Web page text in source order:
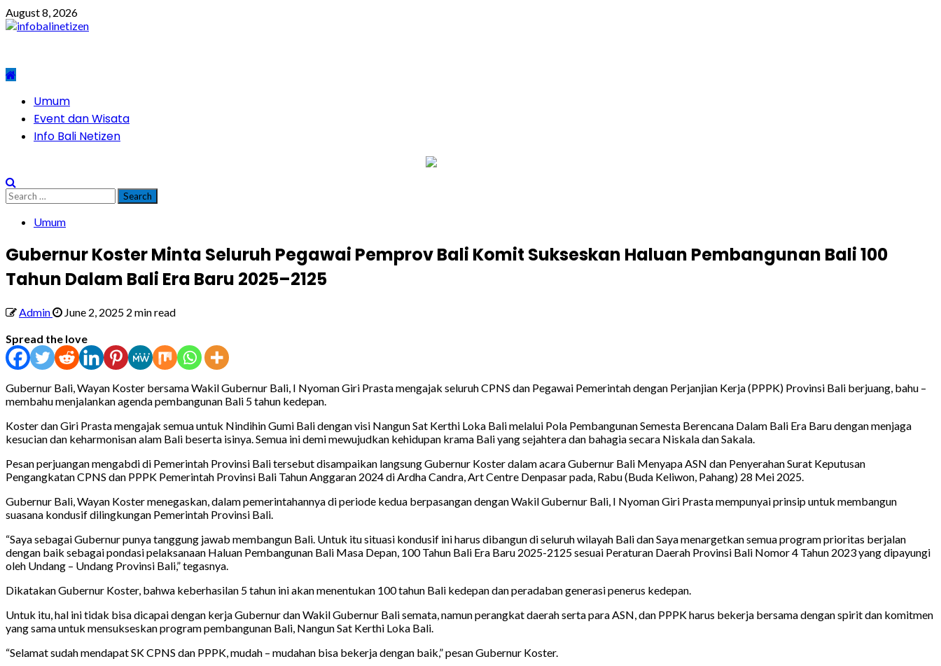
Skip
to
August 8, 2026
PrimaryUmum
Event dan Wisata
Info Bali Netizen
Search
for:
Umum
Gubernur Koster Minta Seluruh Pegawai Pemprov Bali Komit Sukseskan Haluan Pembangunan Bali 100
Tahun Dalam Bali Era Baru 2025–2125
Admin June 2, 2025 2 min read
Spread the love
Gubernur Bali, Wayan Koster bersama Wakil Gubernur Bali, I Nyoman Giri Prasta mengajak seluruh CPNS dan Pegawai Pemerintah dengan Perjanjian Kerja (PPPK) Provinsi Bali berjuang, bahu –
membahu menjalankan agenda pembangunan Bali 5 tahun kedepan.
Koster dan Giri Prasta mengajak semua untuk Nindihin Gumi Bali dengan visi Nangun Sat Kerthi Loka Bali melalui Pola Pembangunan Semesta Berencana Dalam Bali Era Baru dengan menjaga
kesucian dan keharmonisan alam Bali beserta isinya. Semua ini demi mewujudkan kehidupan krama Bali yang sejahtera dan bahagia secara Niskala dan Sakala.
Pesan perjuangan mengabdi di Pemerintah Provinsi Bali tersebut disampaikan langsung Gubernur Koster dalam acara Gubernur Bali Menyapa ASN dan Penyerahan Surat Keputusan
Pengangkatan CPNS dan PPPK Pemerintah Provinsi Bali Tahun Anggaran 2024 di Ardha Candra, Art Centre Denpasar pada, Rabu (Buda Keliwon, Pahang) 28 Mei 2025.
Gubernur Bali, Wayan Koster menegaskan, dalam pemerintahannya di periode kedua berpasangan dengan Wakil Gubernur Bali, I Nyoman Giri Prasta mempunyai prinsip untuk membangun
suasana kondusif dilingkungan Pemerintah Provinsi Bali.
“Saya sebagai Gubernur punya tanggung jawab membangun Bali. Untuk itu situasi kondusif ini harus dibangun di seluruh wilayah Bali dan Saya menargetkan semua program prioritas berjalan
dengan baik sebagai pondasi pelaksanaan Haluan Pembangunan Bali Masa Depan, 100 Tahun Bali Era Baru 2025-2125 sesuai Peraturan Daerah Provinsi Bali Nomor 4 Tahun 2023 yang dipayungi
oleh Undang – Undang Provinsi Bali,” tegasnya.
Dikatakan Gubernur Koster, bahwa keberhasilan 5 tahun ini akan menentukan 100 tahun Bali kedepan dan peradaban generasi penerus kedepan.
Untuk itu, hal ini tidak bisa dicapai dengan kerja Gubernur dan Wakil Gubernur Bali semata, namun perangkat daerah serta para ASN, dan PPPK harus bekerja bersama dengan spirit dan komitmen
yang sama untuk mensukseskan program pembangunan Bali, Nangun Sat Kerthi Loka Bali.
“Selamat sudah mendapat SK CPNS dan PPPK, mudah – mudahan bisa bekerja dengan baik,” pesan Gubernur Koster.